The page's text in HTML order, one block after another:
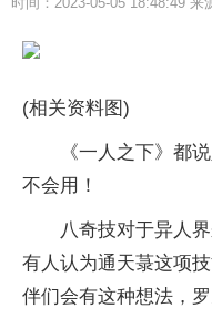
(相关资料图)
《一人之下》都
不会用！
八奇技对于异人
有人认为通天菉这项
伴们会有这种想法，